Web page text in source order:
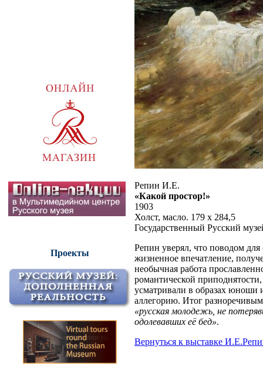
Проекты
Репин И.Е.
«Какой простор!»
1903
Холст, масло. 179 х 284,5
Государственный Русский
Репин уверял, что поводом для
жизненное впечатление,
необычная работа
романтической
усматривали в образах
аллегорию. Итог
«русская молодежь, не
одолевавших её бед».
Вернуться к выставке